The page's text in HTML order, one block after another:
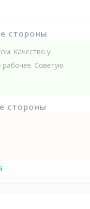
стороны
Качество у
рабочее. Советую.
стороны